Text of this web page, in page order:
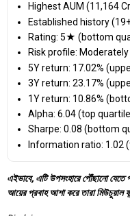
Highest AUM (₹11,164
Established history
Rating: 5★ (bottom
Risk profile: Moderately
5Y return: 17.02%
3Y return: 23.17%
1Y return: 10.86%
Alpha: 6.04 (top
Sharpe: 0.08 (bottom
Information ratio: 1.02
এইভাবে, এটি উপসংহারে পৌঁছানো যেতে
আয়ের প্রবাহ আশা করে তারা মিউচুয়াল